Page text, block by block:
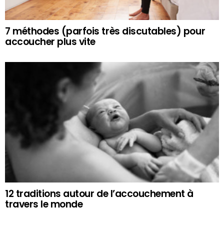
7 méthodes (parfois très discutables) pour
accoucher plus vite
12 traditions autour de l’accouchement à
travers le monde